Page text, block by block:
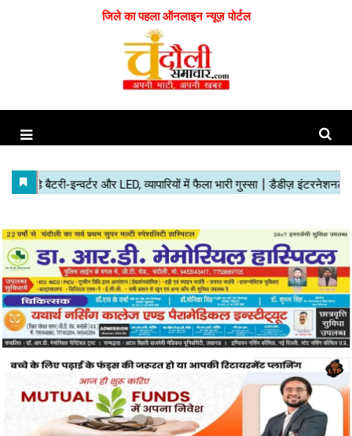
जिले का पहला ऑनलाइन न्यूज़ पोर्टल